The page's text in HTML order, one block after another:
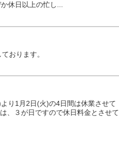
休日以上の忙し...
おります。
り1月2日(火)の4日間は休業させて
、３が日ですので休日料金とさせて